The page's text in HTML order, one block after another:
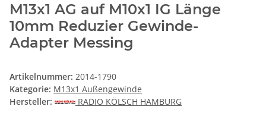
M13x1 AG auf M10x1 IG Länge
10mm Reduzier Gewinde-
Adapter Messing
Artikelnummer: 2014-1790
Kategorie: M13x1 Außengewinde
Hersteller:
RADIO KÖLSCH HAMBURG